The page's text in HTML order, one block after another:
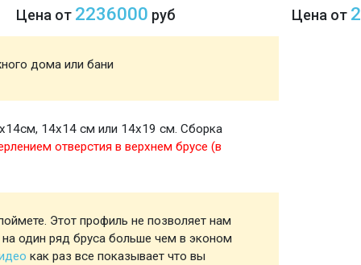
Цена от 2236000 руб Цена от
дома или бани
14х14 см или 14х19 см. Сборка
отверстия в верхнем брусе (в
Этот профиль не позволяет нам
один ряд бруса больше чем в эконом
как раз все показывает что вы